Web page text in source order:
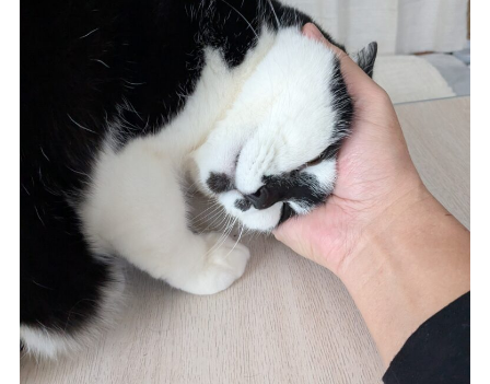
Speaksの家づくり
性能について
素材について
価格について
イベント・見学会
展示場・モデルハウス
商品ラインナップ
建築実例・お客様イン
タビュー
価格・プラン
間取りプラン集
Topics
お知らせ
土地情報
コラム
スタッフブログ
About
会社概要
企業理念・トップメッ
セージ
スタッフ紹介